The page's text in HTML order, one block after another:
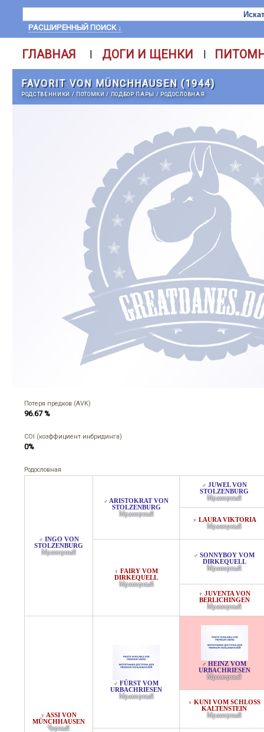
РАСШИРЕННЫЙ ПОИСК ↓
ГЛАВНАЯ | ДОГИ И ЩЕНКИ |
FAVORIT VON MÜNCHHAUSEN (1944)
РОДСТВЕННИКИ / ПОТОМКИ/ ПОДБОР ПАРЫ / РОДОСЛОВНАЯ
Потеря предков (AVK)
96.67 %
COI (коэффициент инбридинга)
0%
Родословная
♂ INGO VON
STOLZENBURG
Мраморный
♂ ARISTOKRAT VON
STOLZENBURG
Мраморный
♂ JUWEL VON
STOLZENBURG
Мраморный
♀ LAURA VIKTORIA
Мраморный
♀ FAIRY VOM
DIRKEQUELL
Мраморный
♂ SONNYBOY VOM
DIRKEQUELL
Мраморный
♀ JUVENTA VON
BERLICHINGEN
Мраморный
♀ ASSI VON
MÜNCHHAUSEN
Черный
♂ FÜRST VOM
URBACHRIESEN
Мраморный
♂ HEINZ VOM
URBACHRIESEN
Мраморный
♀ KUNI VOM SCHLOSS K
ALTENSTEIN
Мраморный